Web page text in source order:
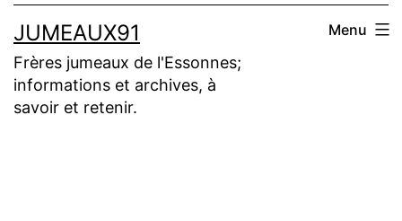
JUMEAUX91
Frères jumeaux de l'Essonnes;
informations et archives, à
savoir et retenir.
Menu